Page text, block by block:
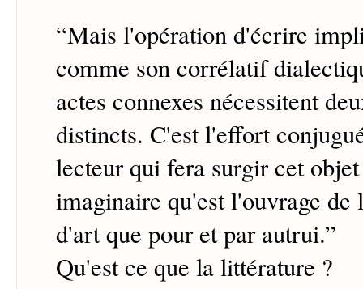
“Mais l'opération d'écrire
comme son corrélatif
actes connexes nécessitent
distincts. C'est l'effort
lecteur qui fera surgir cet
imaginaire qu'est l'ouvrage
d'art que pour et par autrui.”
Qu'est ce que la littérature ?